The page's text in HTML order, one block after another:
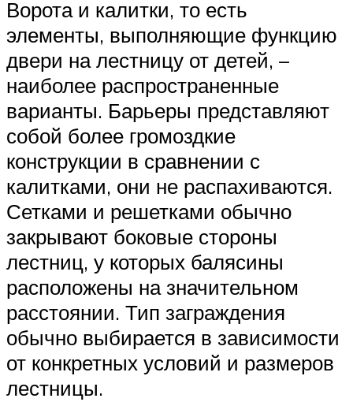
Ворота и калитки, то есть
элементы, выполняющие функцию
двери на лестницу от детей, –
наиболее распространенные
варианты. Барьеры представляют
собой более громоздкие
конструкции в сравнении с
калитками, они не распахиваются.
Сетками и решетками обычно
закрывают боковые стороны
лестниц, у которых балясины
расположены на значительном
расстоянии. Тип заграждения
обычно выбирается в зависимости
от конкретных условий и размеров
лестницы.